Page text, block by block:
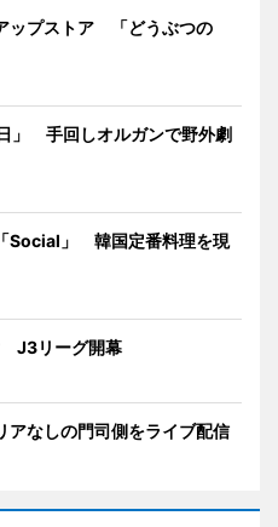
ップストア 「どうぶつの
」 手回しオルガンで野外劇
Social」 韓国定番料理を現
J3リーグ開幕
アなしの門司側をライブ配信